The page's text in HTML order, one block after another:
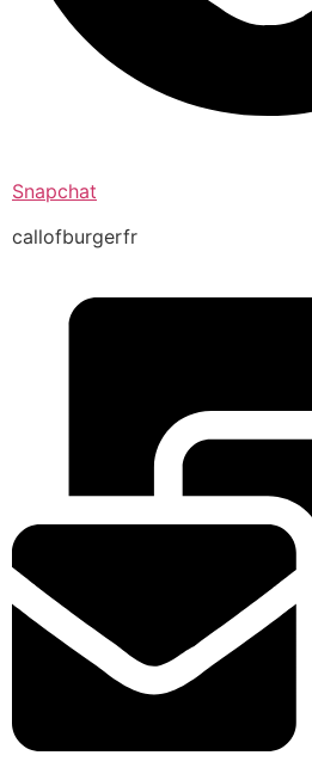
Snapchat
callofburgerfr